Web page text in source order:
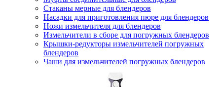
Стаканы мерные для блендеров
Насадки для приготовления пюре для блендеров
Ножи измельчителя для блендеров
Измельчители в сборе для погружных блендеров
Крышки-редукторы измельчителей погружных
блендеров
Чаши для измельчителей погружных блендеров